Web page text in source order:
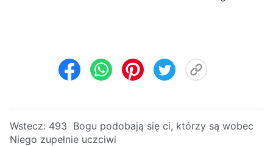
Wstecz: 493 Bogu podobają się ci, którzy są wobec
Niego zupełnie uczciwi